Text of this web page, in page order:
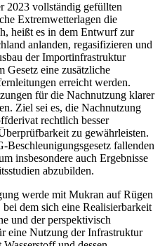
2023 vollständig gefüllten
Extremwetterlagen die
heißt es in dem Entwurf zur
anlanden, regasifizieren und
der Importinfrastruktur
Gesetz eine zusätzliche
erreicht werden.
für die Nachnutzung klarer
Ziel sei es, die Nachnutzung
rechtlich besser
zu gewährleisten.
-Beschleunigungsgesetz fallenden
insbesondere auch Ergebnisse
abzubilden.
werde mit Mukran auf Rügen
dem sich eine Realisierbarkeit
und der perspektivisch
eine Nutzung der Infrastruktur